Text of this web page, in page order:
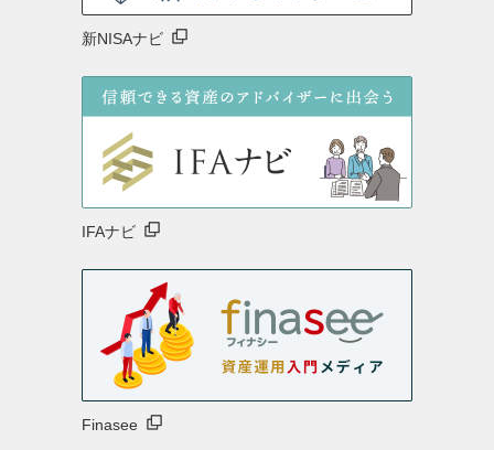
iDeCoナビ
新NISAナビ